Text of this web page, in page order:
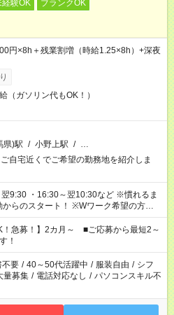
験OK
ブランクOK
円×8h＋残業割増（時給1.25×8h）+深夜
（ガソリン代もOK！）
県)駅 / 小野上駅 / …
自宅近くでご希望の勤務地を紹介しま
9:30 ・16:30～翌10:30など ※慣れるま
ト！ ※Wワーク希望の方へ
る勤務時間と、もう1つのお仕事の勤務
を超える場合は応募できません。
！急募！】2カ月～ ■ご応募から最短2～
！
不要 / 40～50代活躍中 / 服装自由 / シフ
量募集 / 電話対応なし / パソコンスキル不